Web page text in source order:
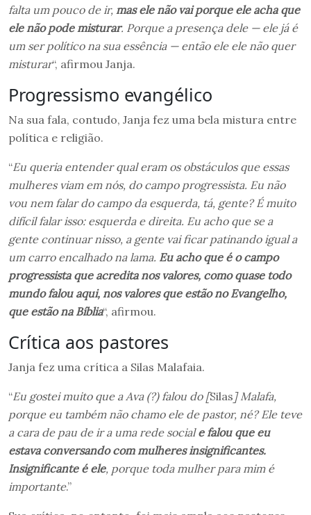
falta um pouco de ir, mas ele não vai porque ele acha que
ele não pode misturar. Porque a presença dele — ele já é
um ser político na sua essência — então ele ele não quer
misturar“, afirmou Janja.
Progressismo evangélico
Na sua fala, contudo, Janja fez uma bela mistura entre
política e religião.
“Eu queria entender qual eram os obstáculos que essas
mulheres viam em nós, do campo progressista. Eu não
vou nem falar do campo da esquerda, tá, gente? É muito
difícil falar isso: esquerda e direita. Eu acho que se a
gente continuar nisso, a gente vai ficar patinando igual a
um carro encalhado na lama. Eu acho que é o campo
progressista que acredita nos valores, como quase todo
mundo falou aqui, nos valores que estão no Evangelho,
que estão na Bíblia“, afirmou.
Crítica aos pastores
Janja fez uma crítica a Silas Malafaia.
“Eu gostei muito que a Ava (?) falou do [Silas ] Malafa,
porque eu também não chamo ele de pastor, né? Ele teve
a cara de pau de ir a uma rede sociale falou que eu
estava conversando com mulheres insignificantes.
Insignificante é ele, porque toda mulher para mim é
importante.”